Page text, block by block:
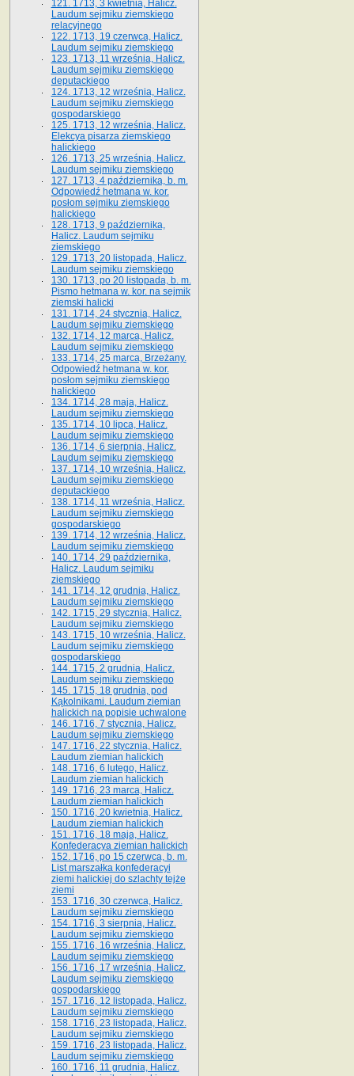
121. 1713, 3 kwietnia, Halicz.
Laudum sejmiku ziemskiego
relacyjnego
122. 1713, 19 czerwca, Halicz.
Laudum sejmiku ziemskiego
123. 1713, 11 września, Halicz.
Laudum sejmiku ziemskiego
deputackiego
124. 1713, 12 września, Halicz.
Laudum sejmiku ziemskiego
gospodarskiego
125. 1713, 12 września, Halicz.
Elekcya pisarza ziemskiego
halickiego
126. 1713, 25 września, Halicz.
Laudum sejmiku ziemskiego
127. 1713, 4 października, b. m.
Odpowiedź hetmana w. kor.
posłom sejmiku ziemskiego
halickiego
128. 1713, 9 października,
Halicz. Laudum sejmiku
ziemskiego
129. 1713, 20 listopada, Halicz.
Laudum sejmiku ziemskiego
130. 1713, po 20 listopada, b. m.
Pismo hetmana w. kor. na sejmik
ziemski halicki
131. 1714, 24 stycznia, Halicz.
Laudum sejmiku ziemskiego
132. 1714, 12 marca, Halicz.
Laudum sejmiku ziemskiego
133. 1714, 25 marca, Brzeżany.
Odpowiedź hetmana w. kor.
posłom sejmiku ziemskiego
halickiego
134. 1714, 28 maja, Halicz.
Laudum sejmiku ziemskiego
135. 1714, 10 lipca, Halicz.
Laudum sejmiku ziemskiego
136. 1714, 6 sierpnia, Halicz.
Laudum sejmiku ziemskiego
137. 1714, 10 września, Halicz.
Laudum sejmiku ziemskiego
deputackiego
138. 1714, 11 września, Halicz.
Laudum sejmiku ziemskiego
gospodarskiego
139. 1714, 12 września, Halicz.
Laudum sejmiku ziemskiego
140. 1714, 29 października,
Halicz. Laudum sejmiku
ziemskiego
141. 1714, 12 grudnia, Halicz.
Laudum sejmiku ziemskiego
142. 1715, 29 stycznia, Halicz.
Laudum sejmiku ziemskiego
143. 1715, 10 września, Halicz.
Laudum sejmiku ziemskiego
gospodarskiego
144. 1715, 2 grudnia, Halicz.
Laudum sejmiku ziemskiego
145. 1715, 18 grudnia, pod
Kąkolnikami. Laudum ziemian
halickich na popisie uchwalone
146. 1716, 7 stycznia, Halicz.
Laudum sejmiku ziemskiego
147. 1716, 22 stycznia, Halicz.
Laudum ziemian halickich
148. 1716, 6 lutego, Halicz.
Laudum ziemian halickich
149. 1716, 23 marca, Halicz.
Laudum ziemian halickich
150. 1716, 20 kwietnia, Halicz.
Laudum ziemian halickich
151. 1716, 18 maja, Halicz.
Konfederacya ziemian halickich
152. 1716, po 15 czerwca, b. m.
List marszałka konfederacyi
ziemi halickiej do szlachty tejże
ziemi
153. 1716, 30 czerwca, Halicz.
Laudum sejmiku ziemskiego
154. 1716, 3 sierpnia, Halicz.
Laudum sejmiku ziemskiego
155. 1716, 16 września, Halicz.
Laudum sejmiku ziemskiego
156. 1716, 17 września, Halicz.
Laudum sejmiku ziemskiego
gospodarskiego
157. 1716, 12 listopada, Halicz.
Laudum sejmiku ziemskiego
158. 1716, 23 listopada, Halicz.
Laudum sejmiku ziemskiego
159. 1716, 23 listopada, Halicz.
Laudum sejmiku ziemskiego
160. 1716, 11 grudnia, Halicz.